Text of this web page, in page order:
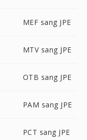
MEF sang JPE
MTV sang JPE
OTB sang JPE
PAM sang JPE
PCT sang JPE